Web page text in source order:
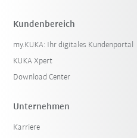
Kundenbereich
my.KUKA: Ihr digitales Kundenportal
KUKA Xpert
Download Center
Unternehmen
Karriere